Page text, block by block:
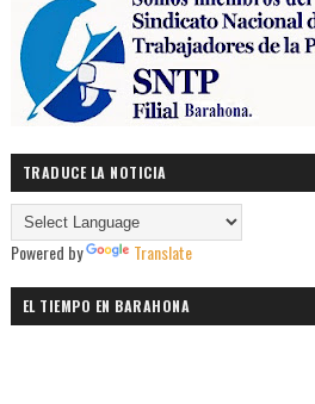
TRADUCE LA NOTICIA
Powered by Translate
EL TIEMPO EN BARAHONA